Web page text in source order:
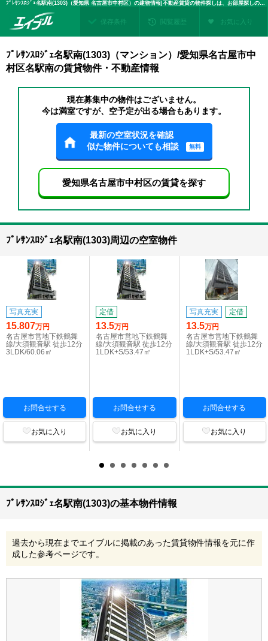
ﾌﾟﾚｻﾝｽﾛｼﾞｪ名駅南(1303)（愛知県 名古屋市中村区）の建物情報|不動産賃貸の物件探しは、お部屋探しのエイブル
保存条件 閲覧履歴 お気に入り
ﾌﾟﾚｻﾝｽﾛｼﾞｪ名駅南(1303)（マンション）/愛知県名古屋市中
村区名駅南の賃貸物件・不動産情報
現在募集中の物件はございません。
今は満室ですが、空予定が出る場合もあります。
最新の空室状況を確認
似た物件についても相談
無料
愛知県名古屋市中村区の賃貸を探す
ﾌﾟﾚｻﾝｽﾛｼﾞｪ名駅南(1303)周辺の空室物件
写真充実
15.807万円
名古屋市営地下鉄鶴舞
線/大須観音駅 徒歩12分
3LDK/60.06㎡
お問合せする
お気に入り
定借
13.5万円
名古屋市営地下鉄鶴舞
線/大須観音駅 徒歩12分
1LDK+S/53.47㎡
お問合せする
お気に入り
写真充実 定借
13.5万円
名古屋市営地下鉄鶴舞
線/大須観音駅 徒歩12分
1LDK+S/53.47㎡
お問合せする
お気に入り
ﾌﾟﾚｻﾝｽﾛｼﾞｪ名駅南(1303)の基本物件情報
過去から現在までエイブルに掲載のあった賃貸物件情報を元に作
成した参考ページです。